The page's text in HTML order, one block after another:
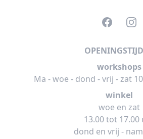
Facebook
workshops
Ma - woe - dond - vrij - zat
winkel
woe en zat
13.00 tot 17.00
dond en vrij -